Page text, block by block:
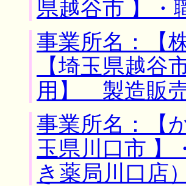
県越谷市 】・
事業所名：【
【埼玉県越谷
用】 製造販
事業所名：【
玉県川口市 】
き薬局川口店）